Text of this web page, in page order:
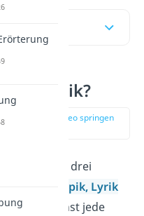
Dramatik?
zur Stelle im Video springen
wird in drei
Epik, Lyrik
Du kannst jede